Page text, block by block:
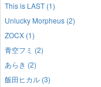
This is LAST (1)
Unlucky Morpheus (2)
ZOCX (1)
青空フミ (2)
あらき (2)
飯田ヒカル (3)